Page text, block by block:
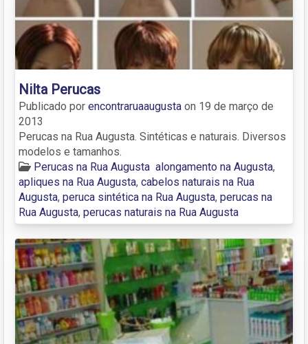
Nilta Perucas
Publicado por encontraruaaugusta on 19 de março de
2013
Perucas na Rua Augusta. Sintéticas e naturais. Diversos
modelos e tamanhos.
Perucas na Rua Augusta alongamento na Augusta,
apliques na Rua Augusta, cabelos naturais na Rua
Augusta, peruca sintética na Rua Augusta, perucas na
Rua Augusta, perucas naturais na Rua Augusta